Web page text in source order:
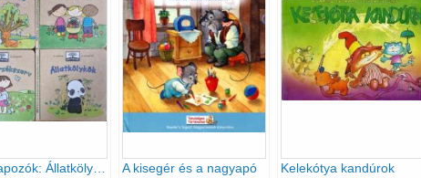
Zöld lapozók: Állatkölykök + Egy fa élete + A kertben + Az öt érzékszerv A kisegér és a nagyapó Kelekótya kandúrok